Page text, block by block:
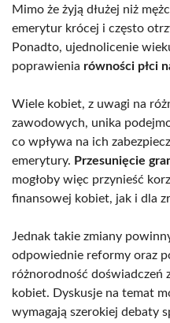
Mimo że żyją dłużej niż
emerytur krócej i często
Ponadto, ujednolicenie
poprawienia równości płci
Wiele kobiet, z uwagi na
zawodowych, unika
co wpływa na ich
emerytury. Przesunięcie
mogłoby więc przynieść
finansowej kobiet, jak i dla
Jednak takie zmiany
odpowiednie reformy oraz
różnorodność doświadczeń
kobiet. Dyskusje na temat
wymagają szerokiej debaty